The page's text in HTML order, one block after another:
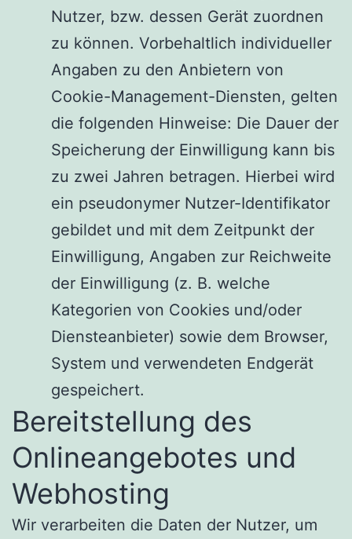
Nutzer, bzw. dessen Gerät zuordnen
zu können. Vorbehaltlich individueller
Angaben zu den Anbietern von
Cookie-Management-Diensten, gelten
die folgenden Hinweise: Die Dauer der
Speicherung der Einwilligung kann bis
zu zwei Jahren betragen. Hierbei wird
ein pseudonymer Nutzer-Identifikator
gebildet und mit dem Zeitpunkt der
Einwilligung, Angaben zur Reichweite
der Einwilligung (z. B. welche
Kategorien von Cookies und/oder
Diensteanbieter) sowie dem Browser,
System und verwendeten Endgerät
gespeichert.
Bereitstellung des
Onlineangebotes und
Webhosting
Wir verarbeiten die Daten der Nutzer, um